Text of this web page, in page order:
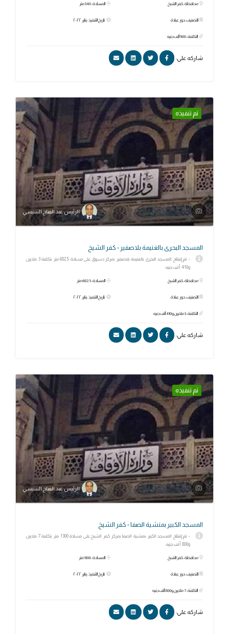
محافظة: كفر الشيخ
التصنيف: دور عبادة
التكلفة: 900 ألف جنيه
المساحة: 340 متر
تاريخ التنفيذ: يناير ٢٠٢٢
شاركه علي:
تم تنفيذه
الرئيس عبد الفتاح السيسي
المسجد البحرى بالغنيمة بلاصفير - كفر الشيخ
- تم إفتتاح المسجد البحرى بالغنيمة بلاصفير بمركز دسوق على مساحة 682.5 متر بتكلفة 3 ملايين
و410 ألف جنيه.
محافظة: كفر الشيخ
التصنيف: دور عبادة
التكلفة: 3 ملايين و410 ألف جنيه
المساحة: 682.5 متر
تاريخ التنفيذ: يناير ٢٠٢٢
شاركه علي:
تم تنفيذه
الرئيس عبد الفتاح السيسي
المسجد الكبير بمنشية الصفا - كفر الشيخ
- تم إفتتاح المسجد الكبير بمنشية الصفا بمركز كفر الشيخ على مساحة 1300 متر بتكلفة 7 ملايين
و800 ألف جنيه.
محافظة: كفر الشيخ
التصنيف: دور عبادة
التكلفة: 7 ملايين و800 ألف جنيه
المساحة: 1300 متر
تاريخ التنفيذ: يناير ٢٠٢٢
شاركه علي: